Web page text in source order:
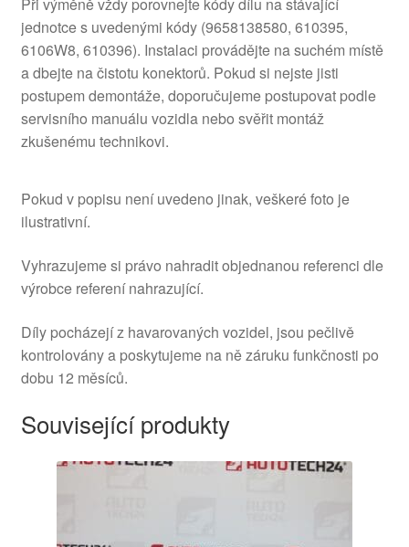
jednotce s uvedenými kódy (9658138580, 610395,
6106W8, 610396). Instalaci provádějte na suchém místě
a dbejte na čistotu konektorů. Pokud si nejste jisti
postupem demontáže, doporučujeme postupovat podle
servisního manuálu vozidla nebo svěřit montáž
zkušenému technikovi.
Pokud v popisu není uvedeno jinak, veškeré foto je
ilustrativní.
Vyhrazujeme si právo nahradit objednanou referenci dle
výrobce referení nahrazující.
Díly pocházejí z havarovaných vozidel, jsou pečlivě
kontrolovány a poskytujeme na ně záruku funkčnosti po
dobu 12 měsíců.
Související produkty